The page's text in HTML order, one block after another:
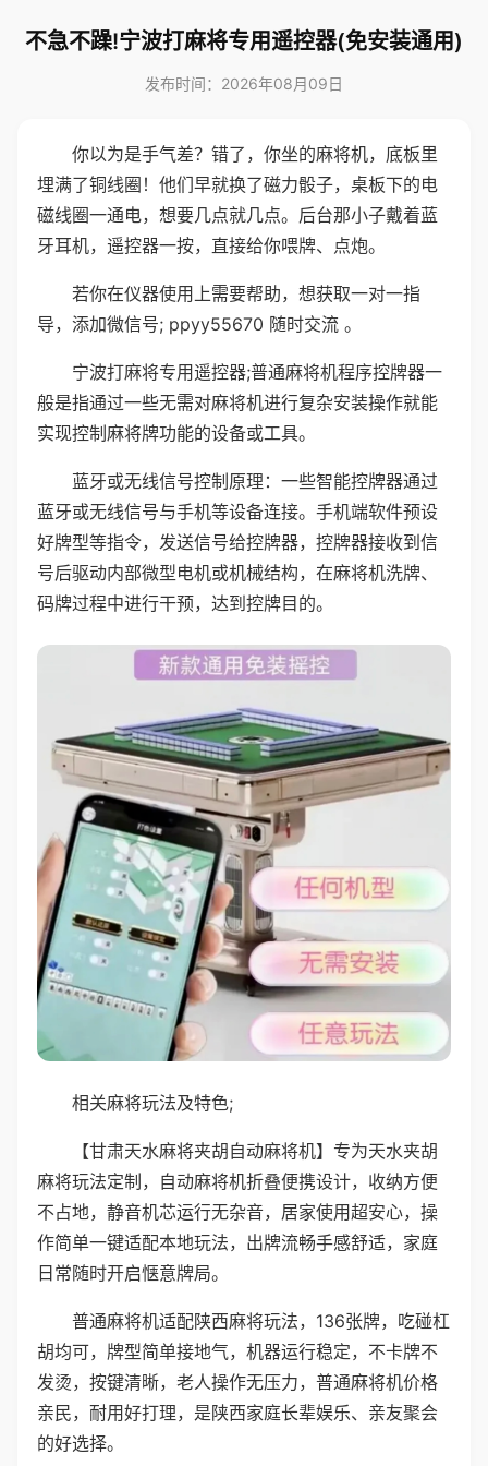
不急不躁!宁波打麻将专用遥控器(免安装通用)
发布时间：2026年08月09日
你以为是手气差？错了，你坐的麻将机，底板里
埋满了铜线圈！他们早就换了磁力骰子，桌板下的电
磁线圈一通电，想要几点就几点。后台那小子戴着蓝
牙耳机，遥控器一按，直接给你喂牌、点炮。
若你在仪器使用上需要帮助，想获取一对一指
导，添加微信号; ppyy55670 随时交流 。
宁波打麻将专用遥控器;普通麻将机程序控牌器一
般是指通过一些无需对麻将机进行复杂安装操作就能
实现控制麻将牌功能的设备或工具。
蓝牙或无线信号控制原理：一些智能控牌器通过
蓝牙或无线信号与手机等设备连接。手机端软件预设
好牌型等指令，发送信号给控牌器，控牌器接收到信
号后驱动内部微型电机或机械结构，在麻将机洗牌、
码牌过程中进行干预，达到控牌目的。
相关麻将玩法及特色;
【甘肃天水麻将夹胡自动麻将机】专为天水夹胡
麻将玩法定制，自动麻将机折叠便携设计，收纳方便
不占地，静音机芯运行无杂音，居家使用超安心，操
作简单一键适配本地玩法，出牌流畅手感舒适，家庭
日常随时开启惬意牌局。
普通麻将机适配陕西麻将玩法，136张牌，吃碰杠
胡均可，牌型简单接地气，机器运行稳定，不卡牌不
发烫，按键清晰，老人操作无压力，普通麻将机价格
亲民，耐用好打理，是陕西家庭长辈娱乐、亲友聚会
的好选择。